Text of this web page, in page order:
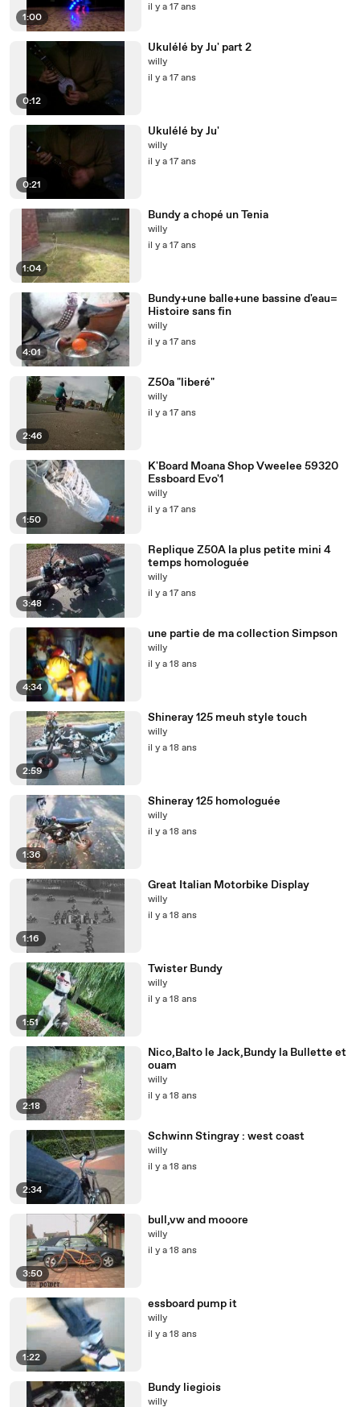
1:00
il y a 17 ans
0:12
Ukulélé by Ju' part 2
willy
il y a 17 ans
0:21
Ukulélé by Ju'
willy
il y a 17 ans
1:04
Bundy a chopé un Tenia
willy
il y a 17 ans
4:01
Bundy+une balle+une bassine d'eau=
Histoire sans fin
willy
il y a 17 ans
2:46
Z50a "liberé"
willy
il y a 17 ans
1:50
K'Board Moana Shop Vweelee 59320
Essboard Evo'1
willy
il y a 17 ans
3:48
Replique Z50A la plus petite mini 4
temps homologuée
willy
il y a 17 ans
4:34
une partie de ma collection Simpson
willy
il y a 18 ans
2:59
Shineray 125 meuh style touch
willy
il y a 18 ans
1:36
Shineray 125 homologuée
willy
il y a 18 ans
1:16
Great Italian Motorbike Display
willy
il y a 18 ans
1:51
Twister Bundy
willy
il y a 18 ans
2:18
Nico,Balto le Jack,Bundy la Bullette et
ouam
willy
il y a 18 ans
2:34
Schwinn Stingray : west coast
willy
il y a 18 ans
3:50
bull,vw and mooore
willy
il y a 18 ans
1:22
essboard pump it
willy
il y a 18 ans
Bundy liegiois
willy